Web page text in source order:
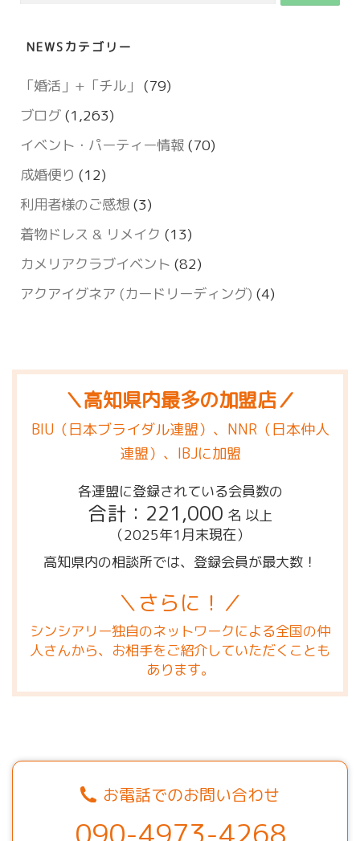
NEWSカテゴリー
「婚活」+「チル」 (79)
ブログ (1,263)
イベント・パーティー情報 (70)
成婚便り (12)
利用者様のご感想 (3)
着物ドレス & リメイク (13)
カメリアクラブイベント (82)
アクアイグネア (カードリーディング) (4)
＼高知県内最多の加盟店／
BIU（日本ブライダル連盟）、NNR（日本仲人
連盟）、IBJに加盟
各連盟に登録されている会員数の
合計：221,000 名 以上
（2025年1月末現在）
高知県内の相談所では、登録会員が最大数！
＼さらに！／
シンシアリー独自のネットワークによる全国の仲
人さんから、お相手をご紹介していただくことも
あります。
お電話でのお問い合わせ